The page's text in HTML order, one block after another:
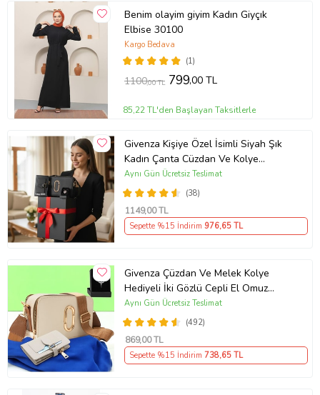
Benim olayim giyim Kadın Giyçık
Elbise 30100
(1)
Kargo Bedava
1100,00 TL 799,00 TL
85,22 TL'den Başlayan Taksitlerle
Givenza Kişiye Özel İsimli Siyah Şık
Kadın Çanta Cüzdan Ve Kolye
Hediyeli & Hediye Kutusu Seti
(D.Siyah)
(38)
Aynı Gün Ücretsiz Teslimat
1149,00 TL
Sepette %15 İndirim 976,65 TL
Givenza Çüzdan Ve Melek Kolye
Hediyeli İki Gözlü Cepli El Omuz
Çanta (Krem)
(492)
Aynı Gün Ücretsiz Teslimat
869,00 TL
Sepette %15 İndirim 738,65 TL